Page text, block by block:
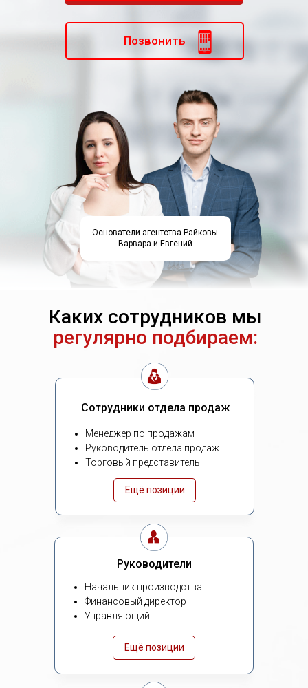
Основатели агентства Райковы
Варвара и Евгений
Позвонить
Каких сотрудников мы
регулярно подбираем:
Сотрудники отдела продаж
Менеджер по продажам
Руководитель отдела продаж
Торговый представитель
Ещё позиции
Руководители
Начальник производства
Финансовый директор
Управляющий
Ещё позиции